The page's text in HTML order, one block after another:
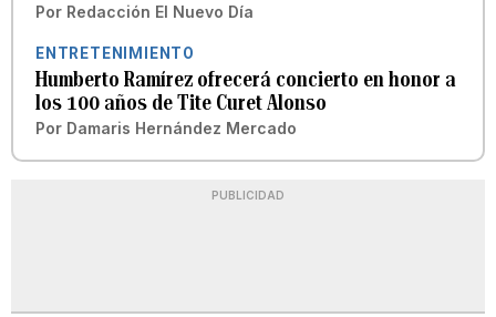
Por Redacción El Nuevo Día
ENTRETENIMIENTO
Humberto Ramírez ofrecerá concierto en honor a
los 100 años de Tite Curet Alonso
Por Damaris Hernández Mercado
PUBLICIDAD